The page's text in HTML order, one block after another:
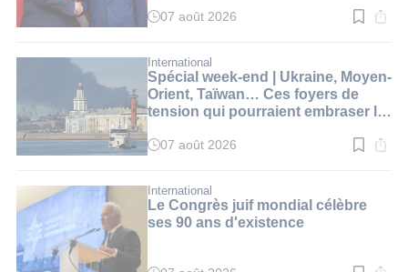
Temps
:
2
min.
07 août 2026
International
Spécial week-end | Ukraine, Moyen-
Orient, Taïwan… Ces foyers de
tension qui pourraient embraser le
Temps
:
2
min.
07 août 2026
International
Le Congrès juif mondial célèbre
ses 90 ans d'existence